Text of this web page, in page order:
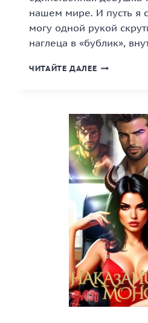
нашем мире. И пусть я
могу одной рукой
наглеца в «бублик»,
ЧИТАЙТЕ ДАЛЕЕ
ОСТРОВА»
КНИГА